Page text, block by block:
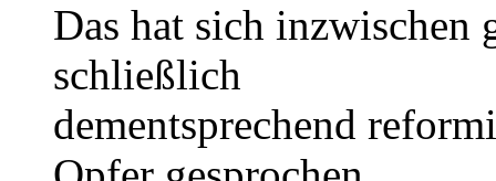
Das hat sich inzwischen
schließlich
dementsprechend